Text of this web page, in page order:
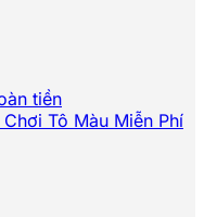
tiền
Tô Màu Miễn Phí